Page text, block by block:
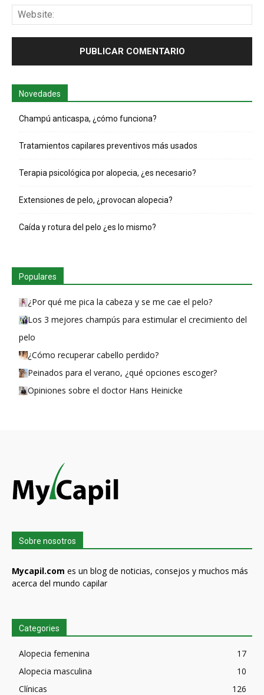
Novedades
Champú anticaspa, ¿cómo funciona?
Tratamientos capilares preventivos más usados
Terapia psicológica por alopecia, ¿es necesario?
Extensiones de pelo, ¿provocan alopecia?
Caída y rotura del pelo ¿es lo mismo?
Populares
¿Por qué me pica la cabeza y se me cae el pelo?
Los 3 mejores champús para estimular el crecimiento del
pelo
¿Cómo recuperar cabello perdido?
Peinados para el verano, ¿qué opciones escoger?
Opiniones sobre el doctor Hans Heinicke
Sobre nosotros
Mycapil.com es un blog de noticias, consejos y muchos más
acerca del mundo capilar
Categories
Alopecia femenina
17
Alopecia masculina
10
Clínicas
126